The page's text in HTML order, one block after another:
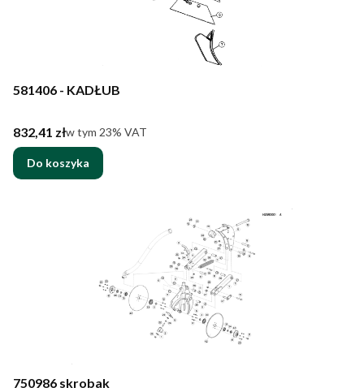
581406 - KADŁUB
Cena brutto
832,41 złw tym %s VAT
w tym 23% VAT
Do koszyka
750986 skrobak